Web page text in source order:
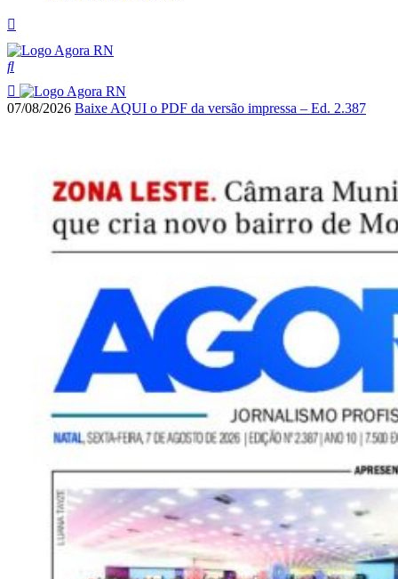
07/08/2026 Baixe AQUI o PDF da versão impressa – Ed. 2.387